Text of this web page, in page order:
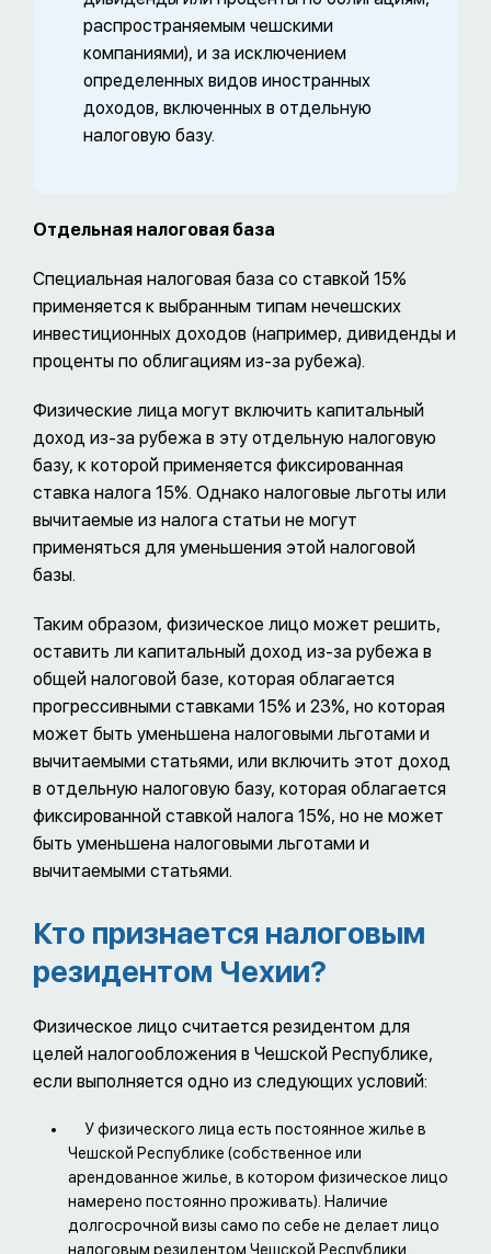
распространяемым чешскими
компаниями), и за исключением
определенных видов иностранных
доходов, включенных в отдельную
налоговую базу.
Отдельная налоговая база
Специальная налоговая база со ставкой 15%
применяется к выбранным типам нечешских
инвестиционных доходов (например, дивиденды и
проценты по облигациям из-за рубежа).
Физические лица могут включить капитальный
доход из-за рубежа в эту отдельную налоговую
базу, к которой применяется фиксированная
ставка налога 15%. Однако налоговые льготы или
вычитаемые из налога статьи не могут
применяться для уменьшения этой налоговой
базы.
Таким образом, физическое лицо может решить,
оставить ли капитальный доход из-за рубежа в
общей налоговой базе, которая облагается
прогрессивными ставками 15% и 23%, но которая
может быть уменьшена налоговыми льготами и
вычитаемыми статьями, или включить этот доход
в отдельную налоговую базу, которая облагается
фиксированной ставкой налога 15%, но не может
быть уменьшена налоговыми льготами и
вычитаемыми статьями.
Кто признается налоговым
резидентом Чехии?
Физическое лицо считается резидентом для
целей налогообложения в Чешской Республике,
если выполняется одно из следующих условий:
У физического лица есть постоянное жилье в
Чешской Республике (собственное или
арендованное жилье, в котором физическое лицо
намерено постоянно проживать). Наличие
долгосрочной визы само по себе не делает лицо
налоговым резидентом Чешской Республики.